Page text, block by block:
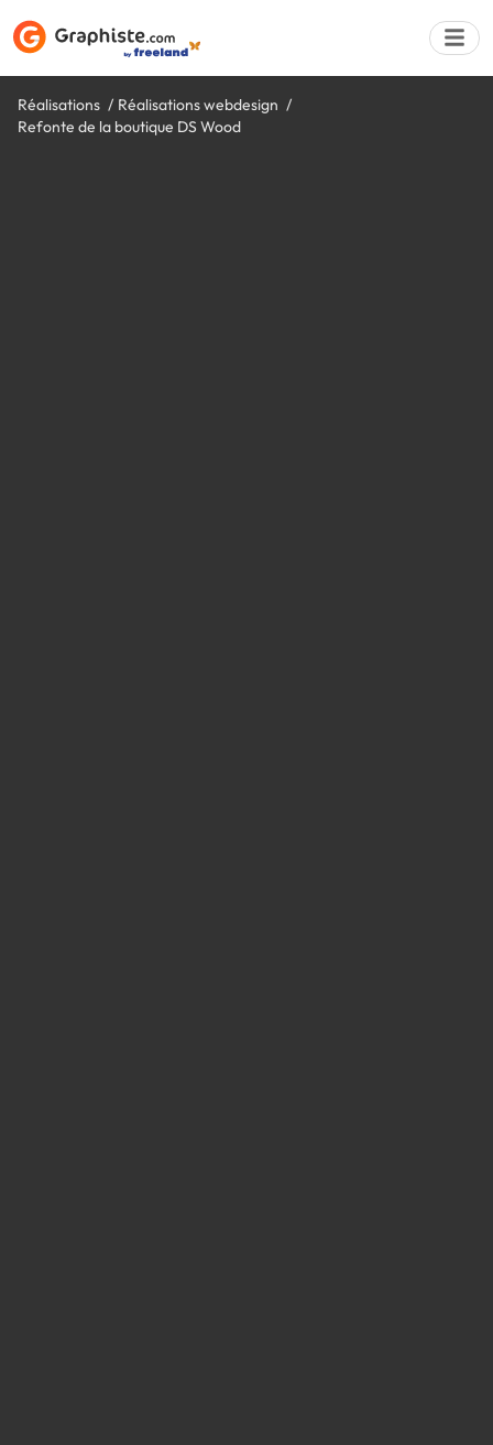
Réalisations
Réalisations webdesign
Refonte de la boutique DS Wood